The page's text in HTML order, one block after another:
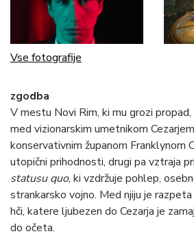
Vse fotografije
zgodba
V mestu Novi Rim, ki mu grozi
med vizionarskim umetnikom
konservativnim županom Franklynom
utopični prihodnosti, drugi pa vztraja
statusu quo, ki vzdržuje pohlep,
strankarsko vojno. Med njiju je razpeta
hči, katere ljubezen do Cezarja je
do očeta.